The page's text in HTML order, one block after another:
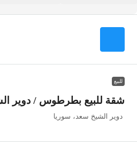
للبيع
شقة للبيع بطرطوس / دوير
دوير الشيخ سعد، سوريا